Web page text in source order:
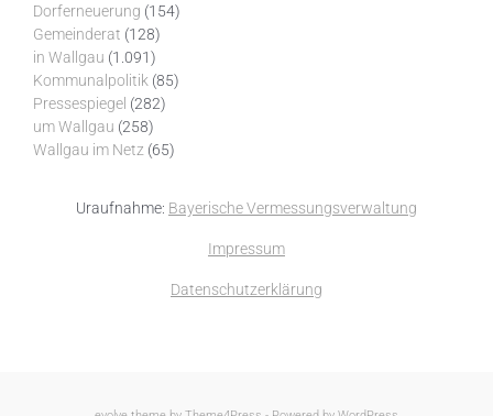
Dorferneuerung (154)
Gemeinderat (128)
in Wallgau (1.091)
Kommunalpolitik (85)
Pressespiegel (282)
um Wallgau (258)
Wallgau im Netz (65)
Uraufnahme: Bayerische Vermessungsverwaltung
Impressum
Datenschutzerklärung